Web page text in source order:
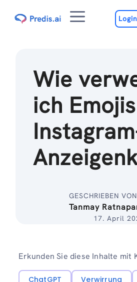
Inhalt
MenuLogin
Wie
ich
GESCHRIEBEN VON
Tanmay
17. April
Erkunden Sie diese Inhalte mit
ChatGPT Verwirrung